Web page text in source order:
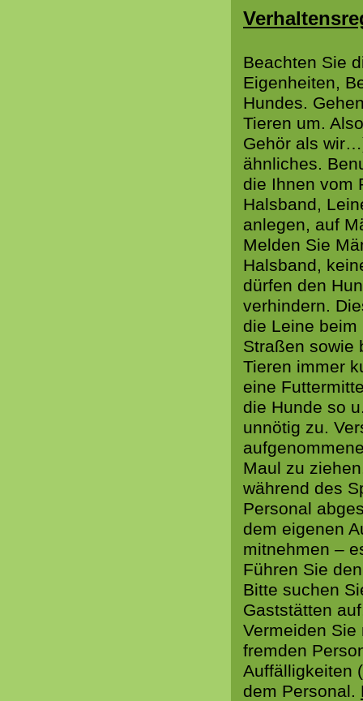
Beachten Sie
Eigenheiten,
Hundes.
Tieren um.
Gehör als
ähnliches.
die Ihnen vom
Halsband,
anlegen, auf
Melden Sie
Halsband,
dürfen den
verhindern.
die Leine
Straßen sowie
Tieren immer
eine
die Hunde so
unnötig zu.
Maul zu
während des
Personal
dem eigenen
mitnehmen –
Führen Sie
Bitte suchen
Gaststätten
Vermeiden
fremden
Auffälligkeiten
dem Personal.